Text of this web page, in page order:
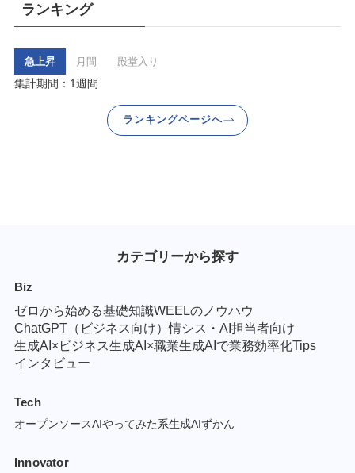
ランキング
急上昇 月間 殿堂入り
集計期間：1週間
ランキングページへ
カテゴリーから探す
Biz
ゼロから始める基礎知識WEELのノウハウ
ChatGPT（ビジネス向け）情シス・AI担当者向け
生成AI×ビジネス生成AI×職業生成AIで業務効率化Tips
インタビュー
Tech
オープンソースAIやってみた系生成AIずかん
Innovator